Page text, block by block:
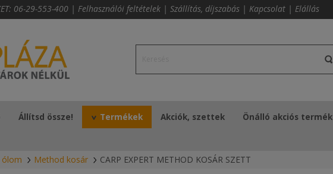
06-29-553-400 | Felhasználói feltételek | Szállítás, díjszabás | Kapcsolat | Elállás
Állítsd össze! Termékek Akciók, szettek Önálló akciós termék
ólom Method kosár CARP EXPERT METHOD KOSÁR SZETT